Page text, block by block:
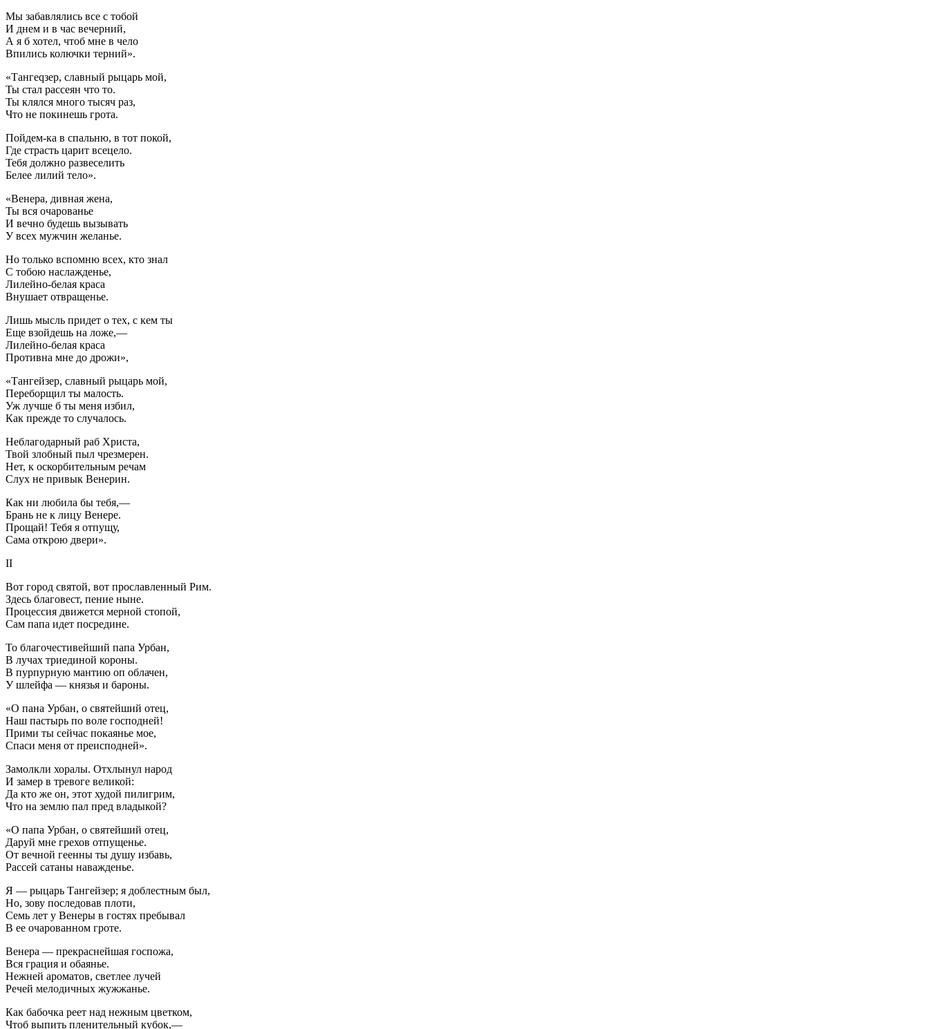
Мы забавлялись все с тобой
И днем и в час вечерний,
А я б хотел, чтоб мне в чело
Впились колючки терний».
«Тангеqзер, славный рыцарь мой,
Ты стал рассеян что то.
Ты клялся много тысяч раз,
Что не покинешь грота.
Пойдем-ка в спальню, в тот покой,
Где страсть царит всецело.
Тебя должно развеселить
Белее лилий тело».
«Венера, дивная жена,
Ты вся очарованье
И вечно будешь вызывать
У всех мужчин желанье.
Но только вспомню всех, кто знал
C тобою наслажденье,
Лилейно-белая краса
Внушает отвращенье.
Лишь мысль придет о тех, с кем ты
Еще взойдешь на ложе,—
Лилейно-белая краса
Противна мне до дрожи»,
«Тангейзер, славный рыцарь мой,
Переборщил ты малость.
Уж лучше б ты меня избил,
Как прежде то случалось.
Неблагодарный раб Христа,
Твой злобный пыл чрезмерен.
Нет, к оскорбительным речам
Слух не привык Венерин.
Как ни любила бы тебя,—
Брань не к лицу Венере.
Прощай! Тебя я отпущу,
Сама открою двери».
II
Вот город святой, вот прославленный Рим.
Здесь благовест, пение ныне.
Процессия движется мерной стопой,
Сам папа идет посредине.
То благочестивейший папа Урбан,
В лучах триединой короны.
В пурпурную мантию оп облачен,
У шлейфа — князья и бароны.
«О пана Урбан, о святейший отец,
Наш пастырь по воле господней!
Прими ты сейчас покаянье мое,
Спаси меня от преисподней».
Замолкли хоралы. Отхлынул народ
И замер в тревоге великой:
Да кто же он, этот худой пилигрим,
Что на землю пал пред владыкой?
«О папа Урбан, о святейший отец,
Даруй мне грехов отпущенье.
От вечной геенны ты душу избавь,
Рассей сатаны наважденье.
Я — рыцарь Тангейзер; я доблестным был,
Но, зову последовав плоти,
Семь лет у Венеры в гостях пребывал
В ее очарованном гроте.
Венера — прекраснейшая госпожа,
Вся грация и обаянье.
Нежней ароматов, светлее лучей
Речей мелодичных жужжанье.
Как бабочка реет над нежным цветком,
Чтоб выпить пленительный кубок,—